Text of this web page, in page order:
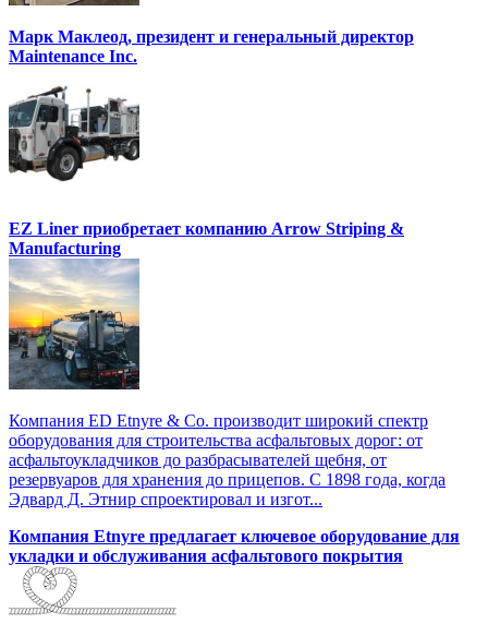
Марк Маклеод, президент и генеральный директор
Maintenance Inc.
EZ Liner приобретает компанию Arrow Striping &
Manufacturing
Компания ED Etnyre & Co. производит широкий спектр
оборудования для строительства асфальтовых дорог: от
асфальтоукладчиков до разбрасывателей щебня, от
резервуаров для хранения до прицепов. С 1898 года, когда
Эдвард Д. Этнир спроектировал и изгот...
Компания Etnyre предлагает ключевое оборудование для
укладки и обслуживания асфальтового покрытия